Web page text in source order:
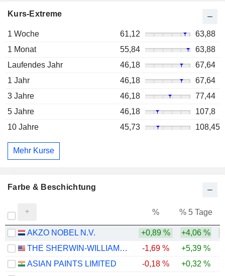
Kurs-Extreme
1 Woche 61,12
63,88
1 Monat
55,84
63,88
Laufendes Jahr
46,18
67,64
1 Jahr
46,18
67,64
3 Jahre
46,18
77,44
5 Jahre
46,18
107,8
10 Jahre
45,73 108,45
Mehr Kurse
Farbe & Beschichtung
% % 5 Tage
AKZO NOBEL N.V. +0,89 % +4,06 %
THE SHERWIN-WILLIAMS COMPANY
-1,69 % +5,39 %
ASIAN PAINTS LIMITED
-0,18 % +0,32 %